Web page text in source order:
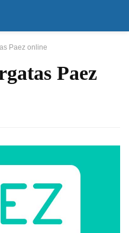
Paez online
Paez